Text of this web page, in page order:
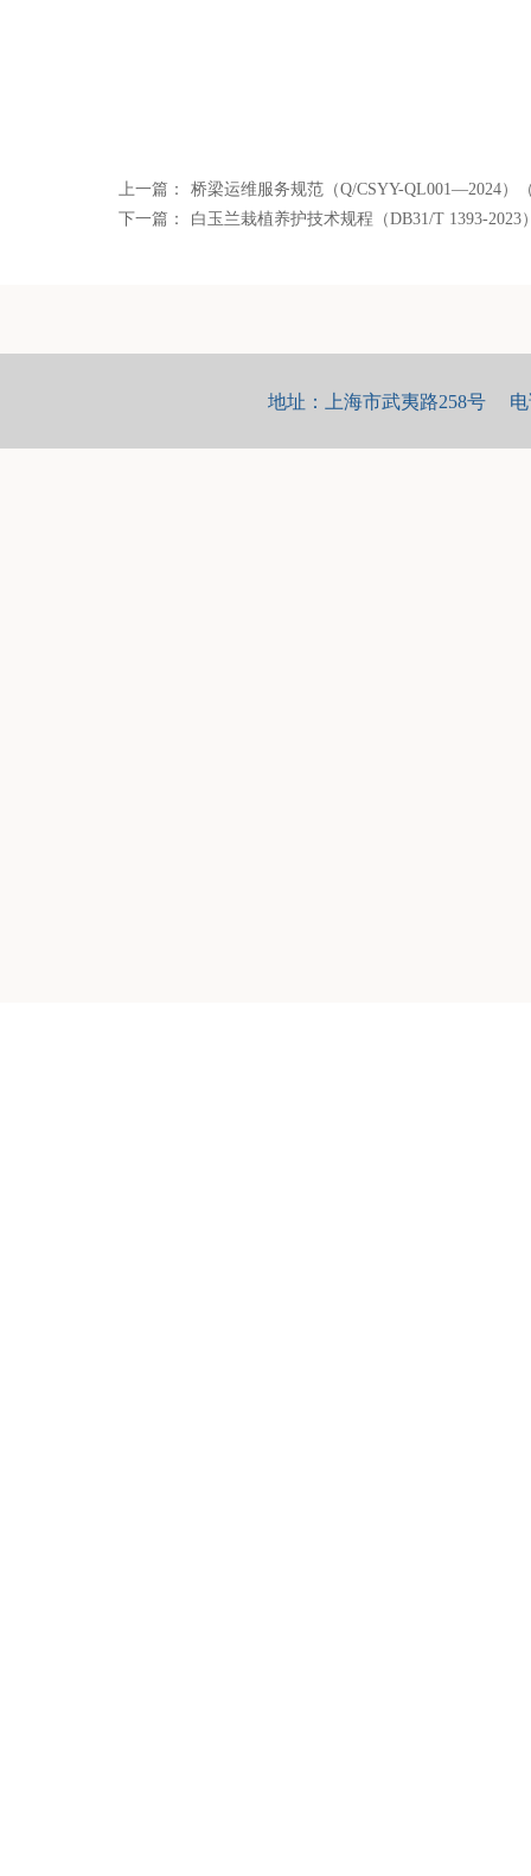
上一篇：
桥梁运维服务规范（Q/CSYY-QL001—2024）
下一篇：
白玉兰栽植养护技术规程（DB31/T 1393-2023
地址：上海市武夷路258号